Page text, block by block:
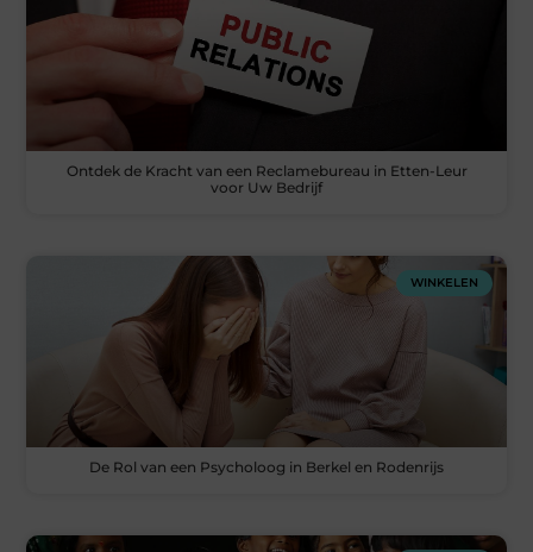
Ontdek de Kracht van een Reclamebureau in Etten-Leur
voor Uw Bedrijf
WINKELEN
De Rol van een Psycholoog in Berkel en Rodenrijs